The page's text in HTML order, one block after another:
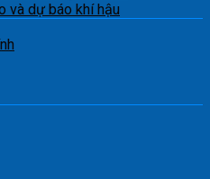
và dự báo khí hậu